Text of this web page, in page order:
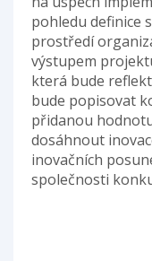
pohledu definice
prostředí
výstupem
která bude
bude popisovat
přidanou
dosáhnout
inovačních
společnosti